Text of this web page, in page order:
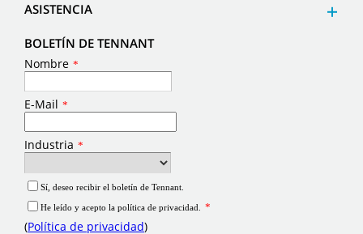
ASISTENCIA
BOLETÍN DE TENNANT